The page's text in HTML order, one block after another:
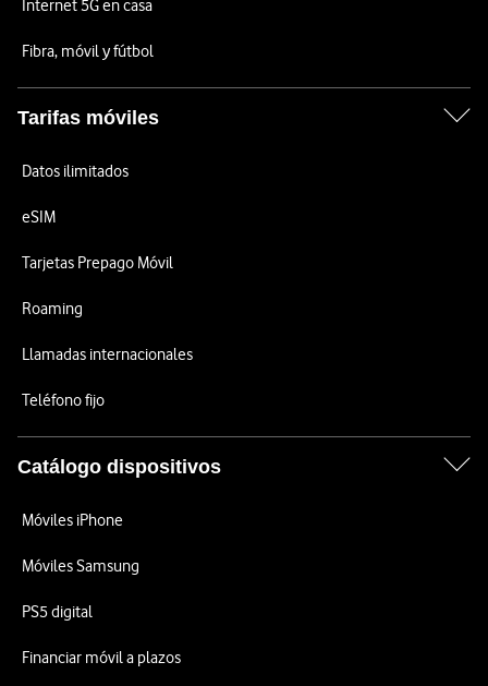
Internet 5G en casa
Fibra, móvil y fútbol
Tarifas móviles
Datos ilimitados
eSIM
Tarjetas Prepago Móvil
Roaming
Llamadas internacionales
Teléfono fijo
Catálogo dispositivos
Móviles iPhone
Móviles Samsung
PS5 digital
Financiar móvil a plazos